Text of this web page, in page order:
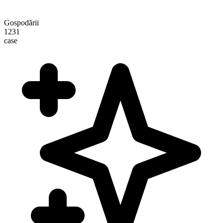
Gospodării
1231
case